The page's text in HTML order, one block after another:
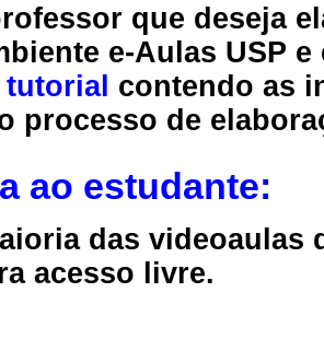
que deseja
e-Aulas USP
contendo as
processo de
ao estudante:
das videoaulas
acesso livre.